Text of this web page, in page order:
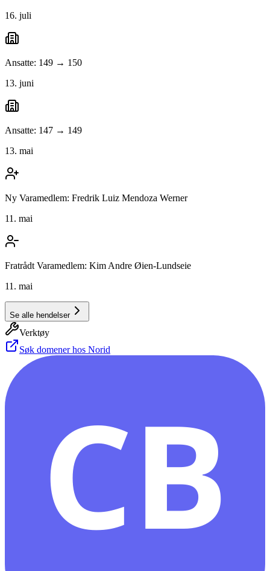
16. juli
Ansatte: 149 → 150
13. juni
Ansatte: 147 → 149
13. mai
Ny Varamedlem: Fredrik Luiz Mendoza Werner
11. mai
Fratrådt Varamedlem: Kim Andre Øien-Lundseie
11. mai
Se alle hendelser
Verktøy
Søk domener hos Norid
CB